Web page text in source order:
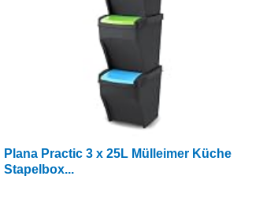
Plana Practic 3 x 25L Mülleimer Küche
Stapelbox...